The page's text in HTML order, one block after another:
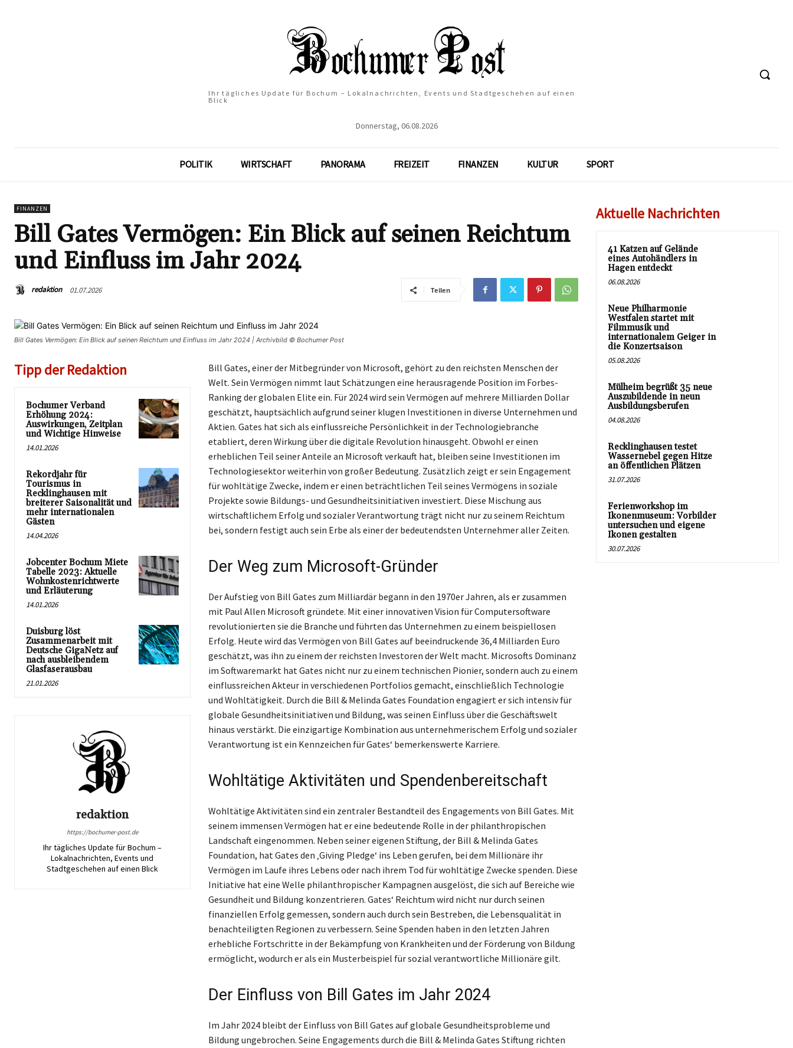
Ihr tägliches Update für Bochum – Lokalnachrichten, Events und Stadtgeschehen auf einen
Blick
Donnerstag, 06.08.2026
POLITIK WIRTSCHAFT PANORAMA FREIZEIT FINANZEN KULTUR SPORT
FINANZEN
Bill Gates Vermögen: Ein Blick auf seinen Reichtum
und Einfluss im Jahr 2024
redaktion 01.07.2026 Teilen
Bill Gates Vermögen: Ein Blick auf seinen Reichtum und Einfluss im Jahr 2024 | Archivbild © Bochumer Post
Tipp der Redaktion
Bochumer Verband
Erhöhung 2024:
Auswirkungen, Zeitplan
und Wichtige Hinweise
14.01.2026
Rekordjahr für
Tourismus in
Recklinghausen mit
breiterer Saisonalität und
mehr internationalen
Gästen
14.04.2026
Jobcenter Bochum Miete
Tabelle 2023: Aktuelle
Wohnkostenrichtwerte
und Erläuterung
14.01.2026
Duisburg löst
Zusammenarbeit mit
Deutsche GigaNetz auf
nach ausbleibendem
Glasfaserausbau
21.01.2026
redaktion
https://bochumer-post.de
Ihr tägliches Update für Bochum –
Lokalnachrichten, Events und
Stadtgeschehen auf einen Blick
Bill Gates, einer der Mitbegründer von Microsoft, gehört zu den reichsten Menschen der
Welt. Sein Vermögen nimmt laut Schätzungen eine herausragende Position im Forbes-
Ranking der globalen Elite ein. Für 2024 wird sein Vermögen auf mehrere Milliarden Dollar
geschätzt, hauptsächlich aufgrund seiner klugen Investitionen in diverse Unternehmen und
Aktien. Gates hat sich als einflussreiche Persönlichkeit in der Technologiebranche
etabliert, deren Wirkung über die digitale Revolution hinausgeht. Obwohl er einen
erheblichen Teil seiner Anteile an Microsoft verkauft hat, bleiben seine Investitionen im
Technologiesektor weiterhin von großer Bedeutung. Zusätzlich zeigt er sein Engagement
für wohltätige Zwecke, indem er einen beträchtlichen Teil seines Vermögens in soziale
Projekte sowie Bildungs- und Gesundheitsinitiativen investiert. Diese Mischung aus
wirtschaftlichem Erfolg und sozialer Verantwortung trägt nicht nur zu seinem Reichtum
bei, sondern festigt auch sein Erbe als einer der bedeutendsten Unternehmer aller Zeiten.
Der Weg zum Microsoft-Gründer
Der Aufstieg von Bill Gates zum Milliardär begann in den 1970er Jahren, als er zusammen
mit Paul Allen Microsoft gründete. Mit einer innovativen Vision für Computersoftware
revolutionierten sie die Branche und führten das Unternehmen zu einem beispiellosen
Erfolg. Heute wird das Vermögen von Bill Gates auf beeindruckende 36,4 Milliarden Euro
geschätzt, was ihn zu einem der reichsten Investoren der Welt macht. Microsofts Dominanz
im Softwaremarkt hat Gates nicht nur zu einem technischen Pionier, sondern auch zu einem
einflussreichen Akteur in verschiedenen Portfolios gemacht, einschließlich Technologie
und Wohltätigkeit. Durch die Bill & Melinda Gates Foundation engagiert er sich intensiv für
globale Gesundheitsinitiativen und Bildung, was seinen Einfluss über die Geschäftswelt
hinaus verstärkt. Die einzigartige Kombination aus unternehmerischem Erfolg und sozialer
Verantwortung ist ein Kennzeichen für Gates‘ bemerkenswerte Karriere.
Wohltätige Aktivitäten und Spendenbereitschaft
Wohltätige Aktivitäten sind ein zentraler Bestandteil des Engagements von Bill Gates. Mit
seinem immensen Vermögen hat er eine bedeutende Rolle in der philanthropischen
Landschaft eingenommen. Neben seiner eigenen Stiftung, der Bill & Melinda Gates
Foundation, hat Gates den ‚Giving Pledge‘ ins Leben gerufen, bei dem Millionäre ihr
Vermögen im Laufe ihres Lebens oder nach ihrem Tod für wohltätige Zwecke spenden. Diese
Initiative hat eine Welle philanthropischer Kampagnen ausgelöst, die sich auf Bereiche wie
Gesundheit und Bildung konzentrieren. Gates‘ Reichtum wird nicht nur durch seinen
finanziellen Erfolg gemessen, sondern auch durch sein Bestreben, die Lebensqualität in
benachteiligten Regionen zu verbessern. Seine Spenden haben in den letzten Jahren
erhebliche Fortschritte in der Bekämpfung von Krankheiten und der Förderung von Bildung
ermöglicht, wodurch er als ein Musterbeispiel für sozial verantwortliche Millionäre gilt.
Der Einfluss von Bill Gates im Jahr 2024
Im Jahr 2024 bleibt der Einfluss von Bill Gates auf globale Gesundheitsprobleme und
Bildung ungebrochen. Seine Engagements durch die Bill & Melinda Gates Stiftung richten
Aktuelle Nachrichten
41 Katzen auf Gelände
eines Autohändlers in
Hagen entdeckt
06.08.2026
Neue Philharmonie
Westfalen startet mit
Filmmusik und
internationalem Geiger in
die Konzertsaison
05.08.2026
Mülheim begrüßt 35 neue
Auszubildende in neun
Ausbildungsberufen
04.08.2026
Recklinghausen testet
Wassernebel gegen Hitze
an öffentlichen Plätzen
31.07.2026
Ferienworkshop im
Ikonenmuseum: Vorbilder
untersuchen und eigene
Ikonen gestalten
30.07.2026